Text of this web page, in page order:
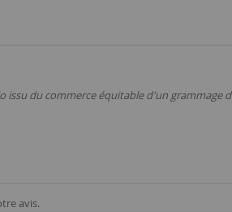
du commerce équitable d'un grammage
avis.